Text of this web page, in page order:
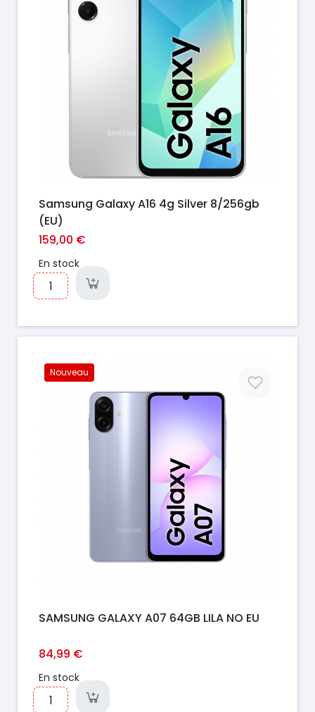
Samsung Galaxy A16 4g Silver 8/256gb
(EU)
159,00 €
En stock
Nouveau
SAMSUNG GALAXY A07 64GB LILA NO EU
84,99 €
En stock